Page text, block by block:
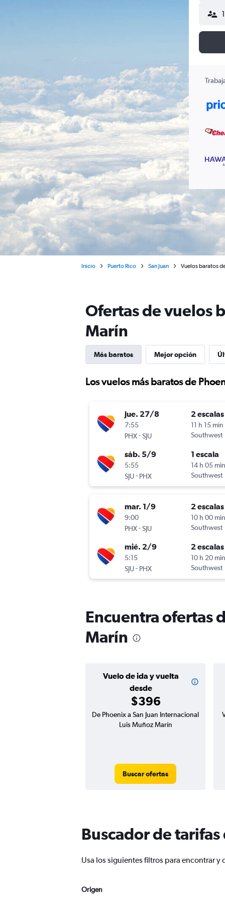
Inicio Puerto Rico San Juan Vuelos baratos
Ofertas de vuelos
Marín
Más baratos Mejor opción
Los vuelos más baratos de
jue. 27/8
7:55
PHX-SJU
2 escalas
11 h 15 min
Southwest
sáb. 5/9
5:55
SJU- PHX
1 escala
14 h 05 min
Southwest
mar. 1/9
9:00
PHX-SJU
2 escalas
10 h 00 min
Southwest
mié. 2/9
5:15
SJU- PHX
2 escalas
10 h 20 min
Southwest
Encuentra ofertas
Marín
Vuelo de ida y vuelta
desde
$396
De Phoenix a San Juan Internacional
Luis Muñoz Marín
Buscar ofertas
Buscador de
Usa los siguientes filtros para encontrar
Origen